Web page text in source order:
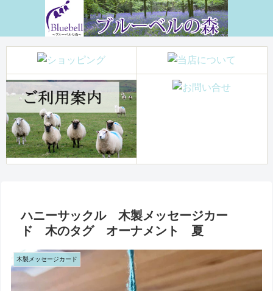
ハニーサックル 木製メッセージカー
ド 木のタグ オーナメント 夏
木製メッセージカード